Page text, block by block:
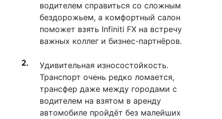
водителем справиться со сложным
бездорожьем, а комфортный салон
поможет взять Infiniti FX на встречу
важных коллег и бизнес-партнёров.
Удивительная износостойкость.
Транспорт очень редко ломается,
трансфер даже между городами с
водителем на взятом в аренду
автомобиле пройдёт без малейших